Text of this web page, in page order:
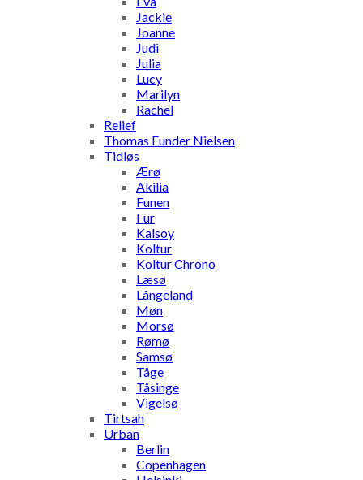
Jackie
Joanne
Judi
Julia
Lucy
Marilyn
Rachel
Relief
Thomas Funder Nielsen
Tidløs
Ærø
Akilia
Funen
Fur
Kalsoy
Koltur
Koltur Chrono
Læsø
Långeland
Møn
Morsø
Rømø
Samsø
Tåge
Tåsinge
Vigelsø
Tirtsah
Urban
Berlin
Copenhagen